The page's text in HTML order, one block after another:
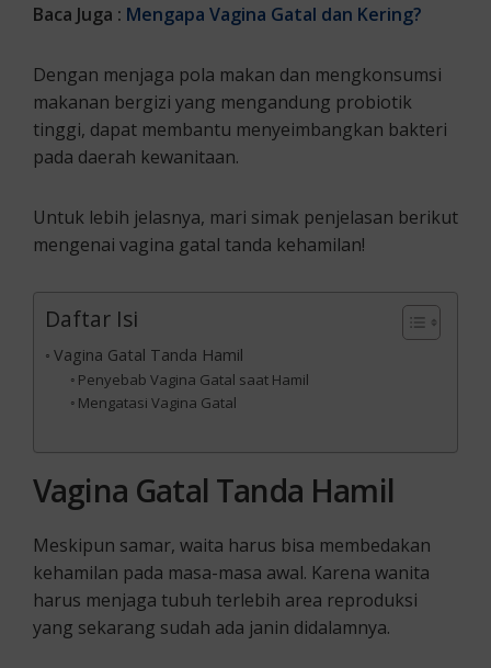
Baca Juga : Mengapa Vagina Gatal dan Kering?
Dengan menjaga pola makan dan mengkonsumsi
makanan bergizi yang mengandung probiotik
tinggi, dapat membantu menyeimbangkan bakteri
pada daerah kewanitaan.
Untuk lebih jelasnya, mari simak penjelasan berikut
mengenai vagina gatal tanda kehamilan!
Daftar Isi
Vagina Gatal Tanda Hamil
Penyebab Vagina Gatal saat Hamil
Mengatasi Vagina Gatal
Vagina Gatal Tanda Hamil
Meskipun samar, waita harus bisa membedakan
kehamilan pada masa-masa awal. Karena wanita
harus menjaga tubuh terlebih area reproduksi
yang sekarang sudah ada janin didalamnya.